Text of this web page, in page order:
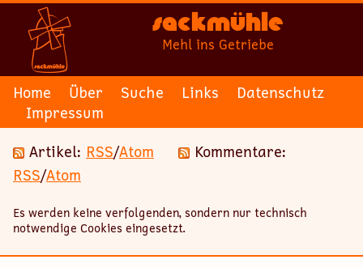
Sackmühle
Mehl ins Getriebe
Home Über Suche Links
Datenschutz
Impressum
Artikel: RSS/Atom
Kommentare:
RSS/Atom
Es werden keine verfolgenden, sondern nur technisch
notwendige Cookies eingesetzt.